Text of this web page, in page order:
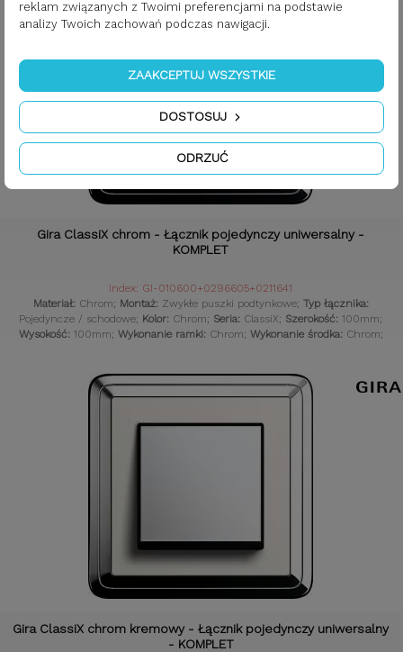
Gira ClassiX chrom - Łącznik pojedynczy uniwersalny -
KOMPLET
Index: GI-010600+0296605+0211641
Materiał: Chrom; Montaż: Zwykłe puszki podtynkowe; Typ łącznika:
Pojedyncze / schodowe; Kolor: Chrom; Seria: ClassiX; Szerokość: 100mm;
Wysokość: 100mm; Wykonanie ramki: Chrom; Wykonanie środka: Chrom;
Gira ClassiX chrom kremowy - Łącznik pojedynczy uniwersalny
- KOMPLET
reklam związanych z Twoimi preferencjami na podstawie
analizy Twoich zachowań podczas nawigacji.
ODRZUĆ
DOSTOSUJ
ZAAKCEPTUJ WSZYSTKIE